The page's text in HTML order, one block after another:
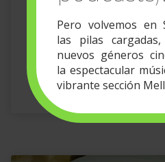
Pero volvemos en
las pilas
nuevos géneros
la espectacular
vibrante sección